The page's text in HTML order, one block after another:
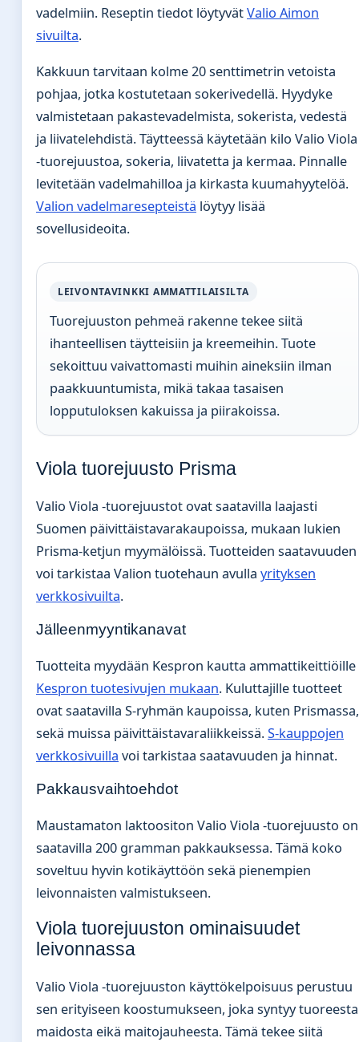
vadelmiin. Reseptin tiedot löytyvätValio Aimon
sivuilta.
Kakkuun tarvitaan kolme 20 senttimetrin vetoista
pohjaa, jotka kostutetaan sokerivedellä. Hyydyke
valmistetaan pakastevadelmista, sokerista, vedestä
ja liivatelehdistä. Täytteessä käytetään kilo Valio Viola
-tuorejuustoa, sokeria, liivatetta ja kermaa. Pinnalle
levitetään vadelmahilloa ja kirkasta kuumahyytelöä.
Valion vadelmaresepteistä löytyy lisää
sovellusideoita.
LEIVONTAVINKKI AMMATTILAISILTA
Tuorejuuston pehmeä rakenne tekee siitä
ihanteellisen täytteisiin ja kreemeihin. Tuote
sekoittuu vaivattomasti muihin aineksiin ilman
paakkuuntumista, mikä takaa tasaisen
lopputuloksen kakuissa ja piirakoissa.
Viola tuorejuusto Prisma
Valio Viola -tuorejuustot ovat saatavilla laajasti
Suomen päivittäistavarakaupoissa, mukaan lukien
Prisma-ketjun myymälöissä. Tuotteiden saatavuuden
voi tarkistaa Valion tuotehaun avulla yrityksen
verkkosivuilta.
Jälleenmyyntikanavat
Tuotteita myydään Kespron kautta ammattikeittiöille
Kespron tuotesivujen mukaan. Kuluttajille tuotteet
ovat saatavilla S-ryhmän kaupoissa, kuten Prismassa,
sekä muissa päivittäistavaraliikkeissä.S-kauppojen
verkkosivuilla voi tarkistaa saatavuuden ja hinnat.
Pakkausvaihtoehdot
Maustamaton laktoositon Valio Viola -tuorejuusto on
saatavilla 200 gramman pakkauksessa. Tämä koko
soveltuu hyvin kotikäyttöön sekä pienempien
leivonnaisten valmistukseen.
Viola tuorejuuston ominaisuudet
leivonnassa
Valio Viola -tuorejuuston käyttökelpoisuus perustuu
sen erityiseen koostumukseen, joka syntyy tuoreesta
maidosta eikä maitojauheesta. Tämä tekee siitä